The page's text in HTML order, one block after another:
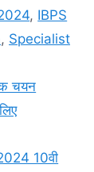
, IBPS
, Specialist
चयन
10वी